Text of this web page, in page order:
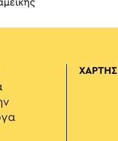
ΧΑΡΤΗΣ